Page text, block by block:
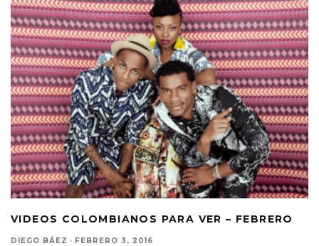
VIDEOS COLOMBIANOS PARA VER – FEBRERO
DIEGO BÁEZ · FEBRERO 3, 2016